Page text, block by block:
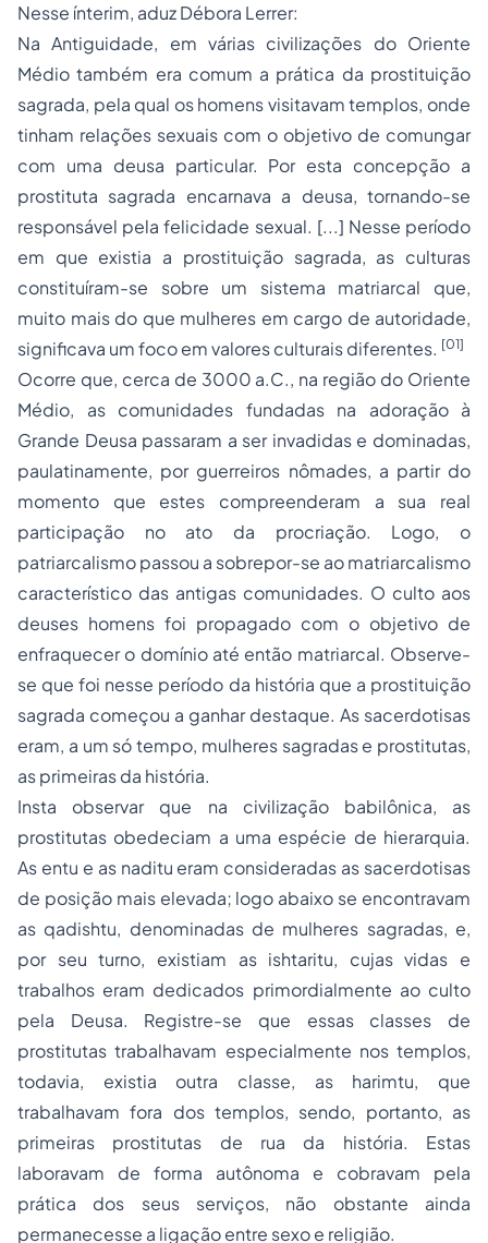
Nesse ínterim, aduz Débora Lerrer:
Na Antiguidade, em várias civilizações do Oriente
Médio também era comum a prática da prostituição
sagrada, pela qual os homens visitavam templos, onde
tinham relações sexuais com o objetivo de comungar
com uma deusa particular. Por esta concepção a
prostituta sagrada encarnava a deusa, tornando-se
responsável pela felicidade sexual. [...] Nesse período
em que existia a prostituição sagrada, as culturas
constituíram-se sobre um sistema matriarcal que,
muito mais do que mulheres em cargo de autoridade,
significava um foco em valores culturais diferentes. [01]
Ocorre que, cerca de 3000 a.C., na região do Oriente
Médio, as comunidades fundadas na adoração à
Grande Deusa passaram a ser invadidas e dominadas,
paulatinamente, por guerreiros nômades, a partir do
momento que estes compreenderam a sua real
participação no ato da procriação. Logo, o
patriarcalismo passou a sobrepor-se ao matriarcalismo
característico das antigas comunidades. O culto aos
deuses homens foi propagado com o objetivo de
enfraquecer o domínio até então matriarcal. Observe-
se que foi nesse período da história que a prostituição
sagrada começou a ganhar destaque. As sacerdotisas
eram, a um só tempo, mulheres sagradas e prostitutas,
as primeiras da história.
Insta observar que na civilização babilônica, as
prostitutas obedeciam a uma espécie de hierarquia.
As entu e as naditu eram consideradas as sacerdotisas
de posição mais elevada; logo abaixo se encontravam
as qadishtu, denominadas de mulheres sagradas, e,
por seu turno, existiam as ishtaritu, cujas vidas e
trabalhos eram dedicados primordialmente ao culto
pela Deusa. Registre-se que essas classes de
prostitutas trabalhavam especialmente nos templos,
todavia, existia outra classe, as harimtu, que
trabalhavam fora dos templos, sendo, portanto, as
primeiras prostitutas de rua da história. Estas
laboravam de forma autônoma e cobravam pela
prática dos seus serviços, não obstante ainda
permanecesse a ligação entre sexo e religião.